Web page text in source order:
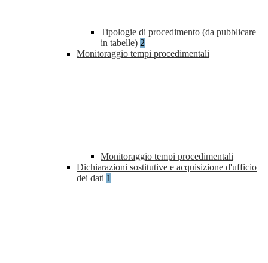
Tipologie di procedimento (da pubblicare
in tabelle) 2
Monitoraggio tempi procedimentali
Monitoraggio tempi procedimentali
Dichiarazioni sostitutive e acquisizione d'ufficio
dei dati 1